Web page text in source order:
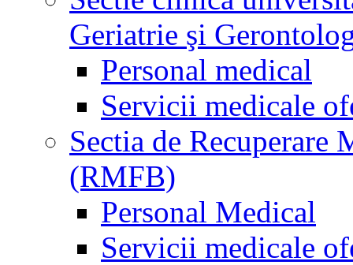
Geriatrie şi
Personal medical
Servicii medicale
Sectia de
(RMFB)
Personal Medical
Servicii medicale